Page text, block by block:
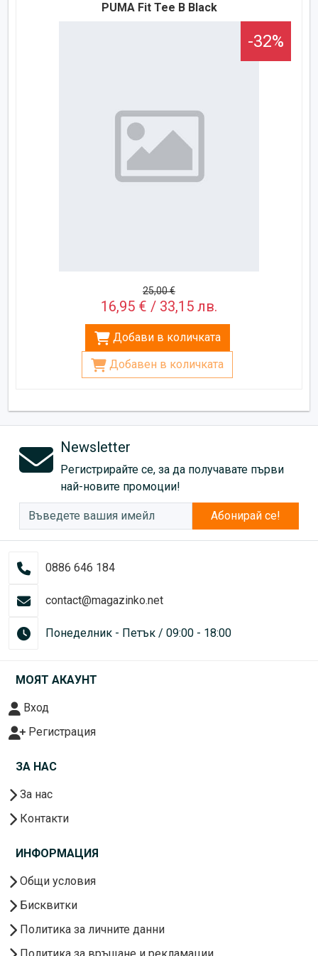
PUMA Fit Tee B Black
-32%
25,00 €
16,95 € / 33,15 лв.
Добави в количката
Добавен в количката
Newsletter
Регистрирайте се, за да получавате първи
най-новите промоции!
Абонирай се!
0886 646 184
contact@magazinko.net
Понеделник - Петък / 09:00 - 18:00
МОЯТ АКАУНТ
Вход
Регистрация
ЗА НАС
За нас
Контакти
ИНФОРМАЦИЯ
Общи условия
Бисквитки
Политика за личните данни